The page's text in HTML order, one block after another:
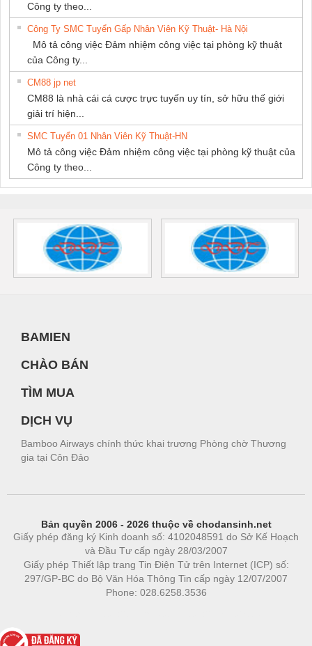
Công ty theo...
Công Ty SMC Tuyển Gấp Nhân Viên Kỹ Thuật- Hà Nội
Mô tả công việc Đảm nhiệm công việc tại phòng kỹ thuật
của Công ty...
CM88 jp net
CM88 là nhà cái cá cược trực tuyến uy tín, sở hữu thế giới
giải trí hiện...
SMC Tuyển 01 Nhân Viên Kỹ Thuật-HN
Mô tả công việc Đảm nhiệm công việc tại phòng kỹ thuật của
Công ty theo...
BAMIEN
CHÀO BÁN
TÌM MUA
DỊCH VỤ
Bamboo Airways chính thức khai trương Phòng chờ Thương
gia tại Côn Đảo
Bản quyền 2006 - 2026 thuộc về chodansinh.net
Giấy phép đăng ký Kinh doanh số: 4102048591 do Sở Kế Hoạch
và Đầu Tư cấp ngày 28/03/2007
Giấy phép Thiết lập trang Tin Điện Tử trên Internet (ICP) số:
297/GP-BC do Bộ Văn Hóa Thông Tin cấp ngày 12/07/2007
Phone: 028.6258.3536